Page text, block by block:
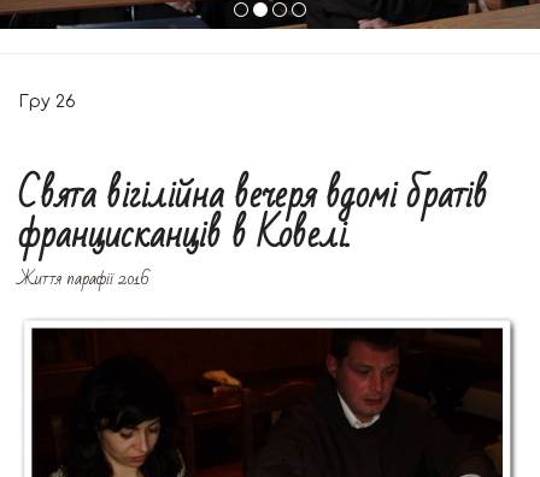
Гру 26
Свята вігілійна вечеря вдомі братів
францисканців в Ковелі.
Життя парафії 2016